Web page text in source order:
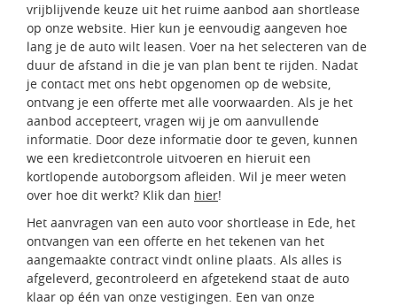
vrijblijvende keuze uit het ruime aanbod aan shortlease
op onze website. Hier kun je eenvoudig aangeven hoe
lang je de auto wilt leasen. Voer na het selecteren van de
duur de afstand in die je van plan bent te rijden. Nadat
je contact met ons hebt opgenomen op de website,
ontvang je een offerte met alle voorwaarden. Als je het
aanbod accepteert, vragen wij je om aanvullende
informatie. Door deze informatie door te geven, kunnen
we een kredietcontrole uitvoeren en hieruit een
kortlopende autoborgsom afleiden. Wil je meer weten
over hoe dit werkt? Klik dan hier!
Het aanvragen van een auto voor shortlease in Ede, het
ontvangen van een offerte en het tekenen van het
aangemaakte contract vindt online plaats. Als alles is
afgeleverd, gecontroleerd en afgetekend staat de auto
klaar op één van onze vestigingen. Een van onze